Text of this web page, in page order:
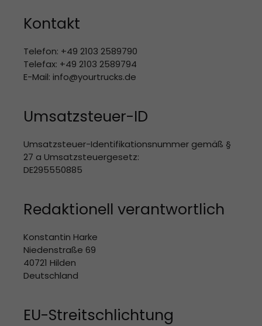
Kontakt
Telefon: +49 2103 2589790
Telefax: +49 2103 2589794
E-Mail: info@yourtrucks.de
Umsatzsteuer-ID
Umsatzsteuer-Identifikationsnummer gemäß §
27 a Umsatzsteuergesetz:
DE295550885
Redaktionell verantwortlich
Konstantin Harke
Niedenstraße 69
40721 Hilden
Deutschland
EU-Streitschlichtung